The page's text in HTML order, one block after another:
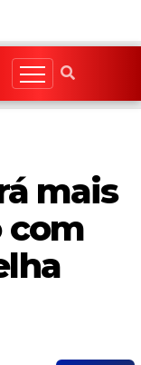
mais
com